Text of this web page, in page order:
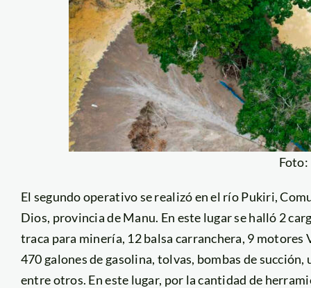
Foto:
El segundo operativo se realizó en el río Pukiri,
Dios, provincia de Manu. En este lugar se halló 2
traca para minería, 12 balsa carranchera, 9
470 galones de gasolina, tolvas, bombas de
entre otros. En este lugar, por la cantidad de